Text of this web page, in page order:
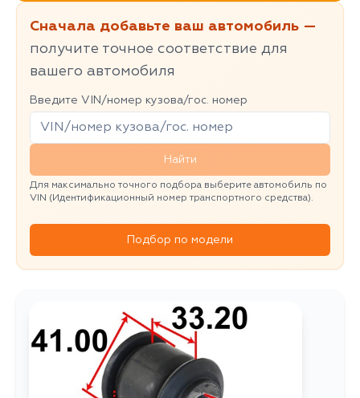
Сначала добавьте ваш автомобиль —
получите точное соответствие для
вашего автомобиля
Введите VIN/номер кузова/гос. номер
Найти
Для максимально точного подбора выберите автомобиль по
VIN (Идентификационный номер транспортного средства).
Подбор по модели